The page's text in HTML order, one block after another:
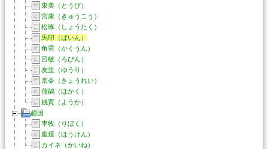
東美（とうび）
宮康（きゅうこう）
松琢（しょうたく）
馬印（ばいん）
角雲（かくうん）
呂敏（ろびん）
友里（ゆうり）
京令（きょうれい）
蒲鶮（ほかく）
姚賈（ようか）
趙国
李牧（りぼく）
龐煖（ほうけん）
カイネ（かいね）